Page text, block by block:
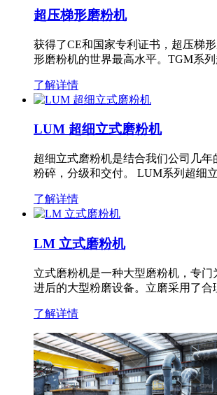
超压梯形磨粉机
获得了CE和国家专利证书，超压梯
形磨粉机的世界最高水平。TGM系
了解详情
LUM 超细立式磨粉机
超细立式磨粉机是结合我们公司几
粉碎，分级和交付。 LUM系列超细
了解详情
LM 立式磨粉机
立式磨粉机是一种大型磨粉机，专
进后的大型粉磨设备。立磨采用了
了解详情